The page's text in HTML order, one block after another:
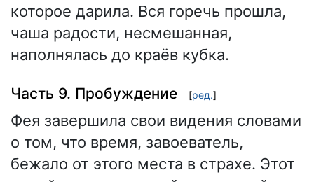
которое дарила. Вся горечь прошла,
чаша радости, несмешанная,
наполнялась до краёв кубка.
Часть 9. Пробуждение [ред.]
Фея завершила свои видения словами
о том, что время, завоеватель,
бежало от этого места в страхе. Этот